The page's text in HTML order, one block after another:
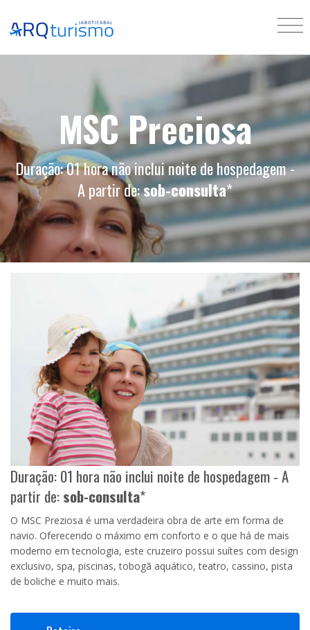
MSC Preciosa
Duração: 01 hora não inclui noite de hospedagem -
A partir de:sob-consulta*
Duração: 01 hora não inclui noite de hospedagem - A
partir de:sob-consulta*
O MSC Preziosa é uma verdadeira obra de arte em forma de
navio. Oferecendo o máximo em conforto e o que há de mais
moderno em tecnologia, este cruzeiro possui suítes com design
exclusivo, spa, piscinas, tobogã aquático, teatro, cassino, pista
de boliche e muito mais.